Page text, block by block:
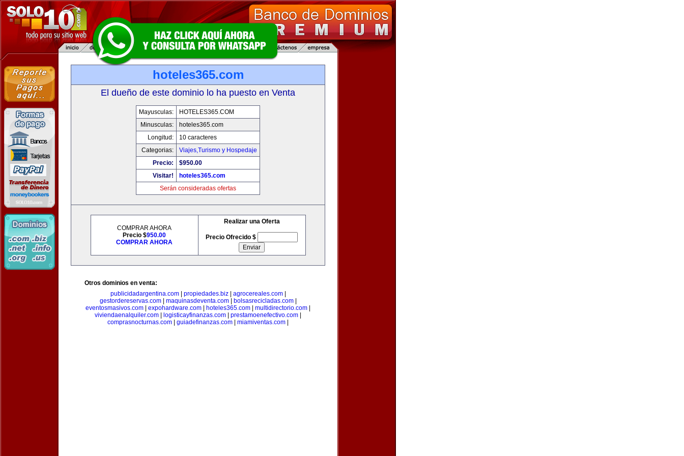
hoteles365.com
El dueño de este dominio lo ha puesto en Venta
Mayusculas:
HOTELES365.COM
Minusculas:
hoteles365.com
Longitud:
10 caracteres
Categorias:
Viajes,Turismo y Hospedaje
Precio:
$950.00
Visitar!
hoteles365.com
Serán consideradas ofertas
COMPRAR AHORA
Precio $950.00
COMPRAR AHORA
Realizar una Oferta
Precio Ofrecido $
Otros dominios en venta:
publicidadargentina.com| propiedades.biz| agrocereales.com|
gestordereservas.com| maquinasdeventa.com| bolsasrecicladas.com|
eventosmasivos.com
expohardware.com hoteles365.com multidirectorio.com
viviendaenalquiler.com
logisticayfinanzas.com prestamoenefectivo.com
comprasnocturnas.com
guiadefinanzas.com miamiventas.com